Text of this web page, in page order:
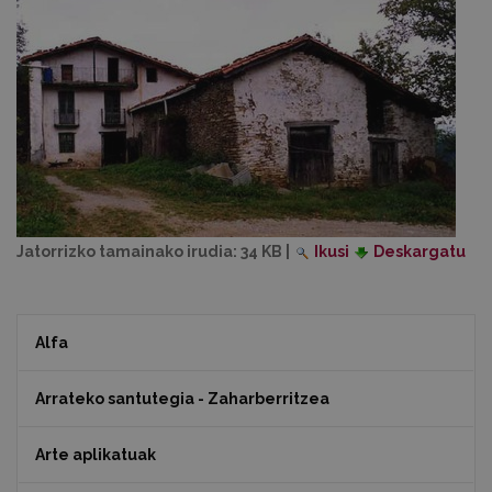
Jatorrizko tamainako irudia: 34 KB Ikusi Deskargatu
Alfa
Arrateko santutegia - Zaharberritzea
Arte aplikatuak